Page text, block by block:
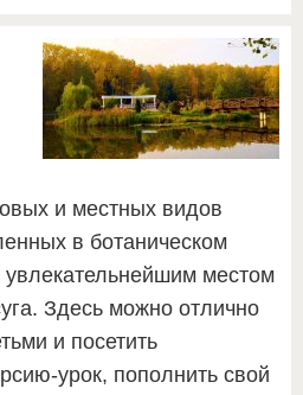
и местных видов
в ботаническом
увлекательнейшим местом
Здесь можно отлично
и посетить
урок, пополнить свой